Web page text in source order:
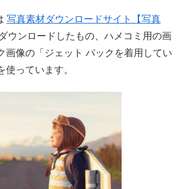
写真素材ダウンロードサイト【写真
ウンロードしたもの、ハメコミ用の画
画像の「ジェット パックを着用してい
使っています。